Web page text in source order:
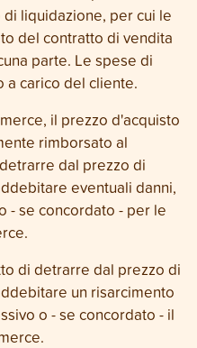
liquidazione, per cui le
del contratto di vendita
parte. Le spese di
a carico del cliente.
il prezzo d'acquisto
rimborsato al
dal prezzo di
eventuali danni,
- se concordato - per le
di detrarre dal prezzo di
un risarcimento
o - se concordato - il